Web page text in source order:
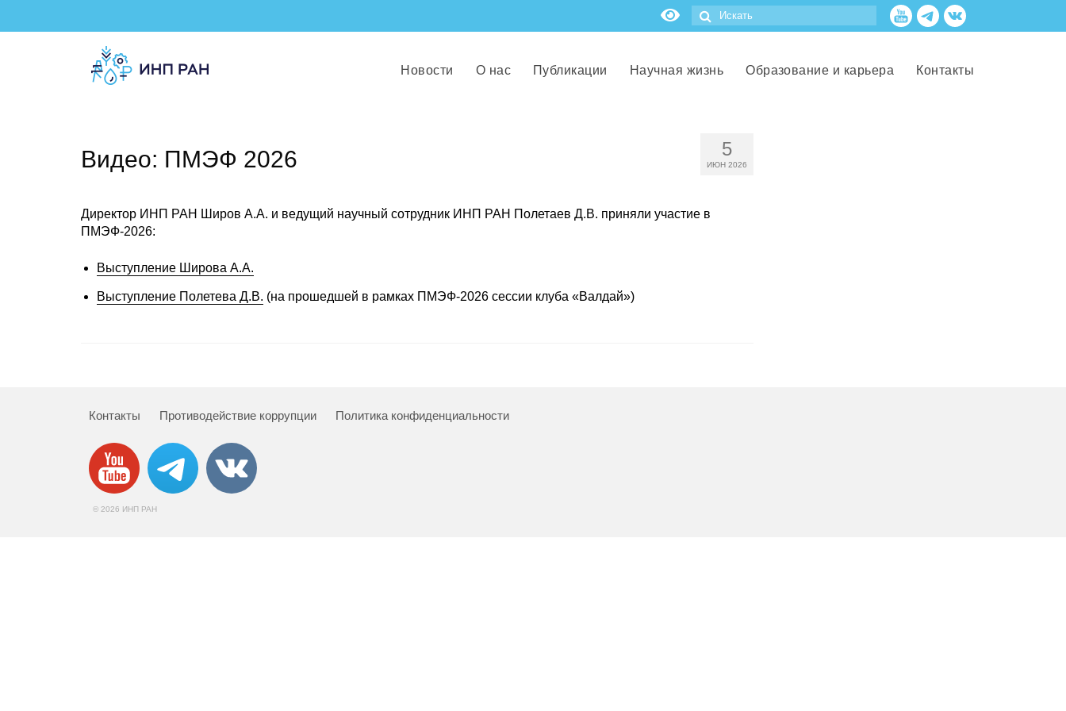
Новости О нас Публикации Научная жизнь Образование и карьера Контакты
5
ИЮН 2026
Видео: ПМЭФ 2026
Директор ИНП РАН Широв А.А. и ведущий научный сотрудник ИНП РАН Полетаев Д.В. приняли участие в
ПМЭФ-2026:
Выступление Широва А.А.
Выступление Полетева Д.В. (на прошедшей в рамках ПМЭФ-2026 сессии клуба «Валдай»)
Контакты Противодействие коррупции Политика конфиденциальности
© 2026 ИНП РАН